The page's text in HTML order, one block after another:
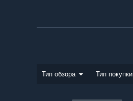
Тип обзора Тип покупки